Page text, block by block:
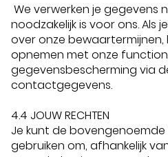
We verwerken je gegevens
noodzakelijk is voor ons. Als
over onze
opnemen met onze
gegevensbescherming via
contactgegevens.
4.4 JOUW RECHTEN
Je kunt de
gebruiken om, afhankelijk